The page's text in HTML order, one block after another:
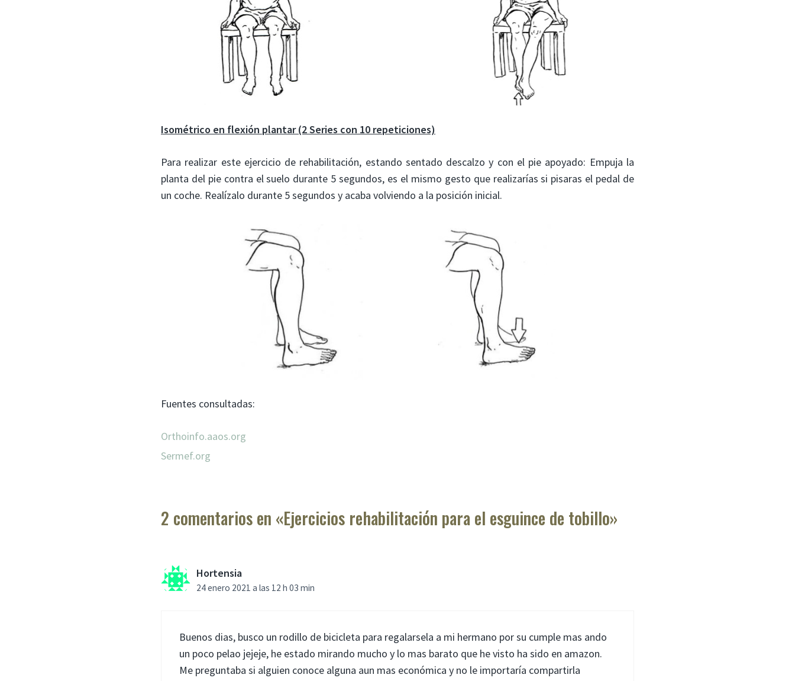
Isométrico en flexión plantar (2 Series con 10 repeticiones)
Para realizar este ejercicio de rehabilitación, estando sentado descalzo y con el pie apoyado: Empuja la
planta del pie contra el suelo durante 5 segundos, es el mismo gesto que realizarías si pisaras el pedal de
un coche. Realízalo durante 5 segundos y acaba volviendo a la posición inicial.
Fuentes consultadas:
Orthoinfo.aaos.org
Sermef.org
2 comentarios en «Ejercicios rehabilitación para el esguince de tobillo»
Hortensia
24 enero 2021 a las 12 h 03 min
Buenos dias, busco un rodillo de bicicleta para regalarsela a mi hermano por su cumple mas ando
un poco pelao jejeje, he estado mirando mucho y lo mas barato que he visto ha sido en amazon.
Me preguntaba si alguien conoce alguna aun mas económica y no le importaría compartirla